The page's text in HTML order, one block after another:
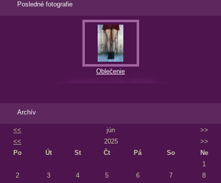
Posledné fotografie
Oblečenie
Archív
<< jún
>>
<<
2025
>>
Po
Út St Čt Pá So
Ne
1
2
3 4 5 6 7
8